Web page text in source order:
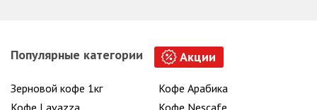
Популярные категории Акции
Зерновой кофе 1кг
Кофе Арабика
Кофе Lavazza
Кофе Nescafe